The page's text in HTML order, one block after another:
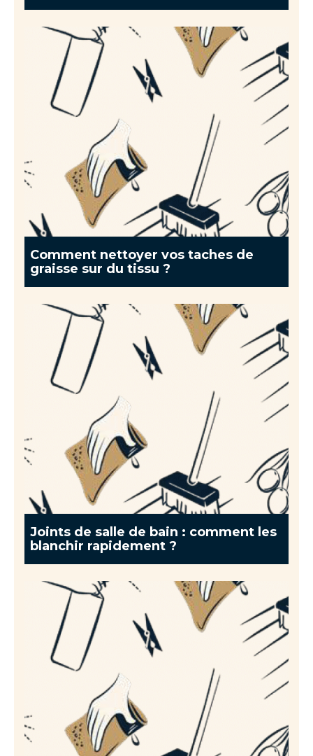
Comment nettoyer vos taches de
graisse sur du tissu ?
Joints de salle de bain : comment les
blanchir rapidement ?